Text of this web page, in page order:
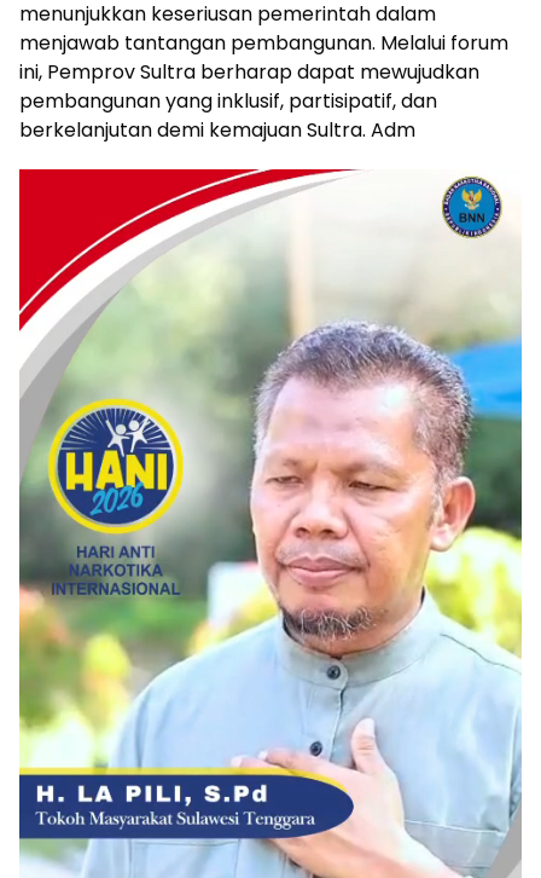
menunjukkan keseriusan pemerintah dalam
menjawab tantangan pembangunan. Melalui forum
ini, Pemprov Sultra berharap dapat mewujudkan
pembangunan yang inklusif, partisipatif, dan
berkelanjutan demi kemajuan Sultra. Adm